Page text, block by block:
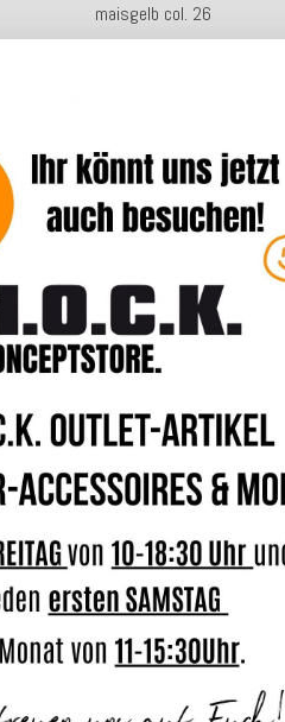
maisgelb col. 26
Produktbeschreibung
Das Basic Kissen "Mali" gibt
Der Bezug besteht zu
Oberfläche.
Durch einen verdeckt
und bei30°Cwaschbar.
Die Kissen lassen sich
Kissenkombinieren.
In der Basic Variante
komfortablen silikonisierten
Sie selbst!
Der Stoff ist mit der